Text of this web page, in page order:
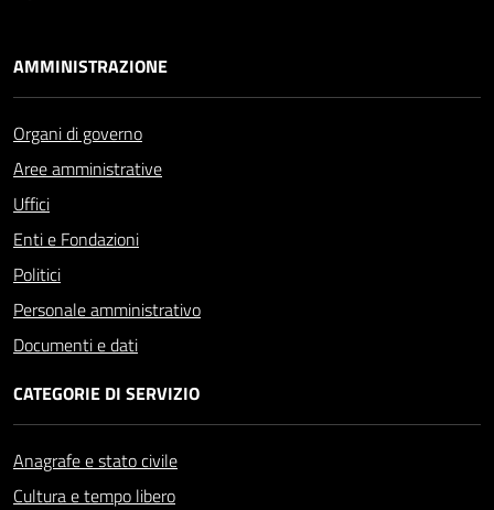
AMMINISTRAZIONE
Organi di governo
Aree amministrative
Uffici
Enti e Fondazioni
Politici
Personale amministrativo
Documenti e dati
CATEGORIE DI SERVIZIO
Anagrafe e stato civile
Cultura e tempo libero